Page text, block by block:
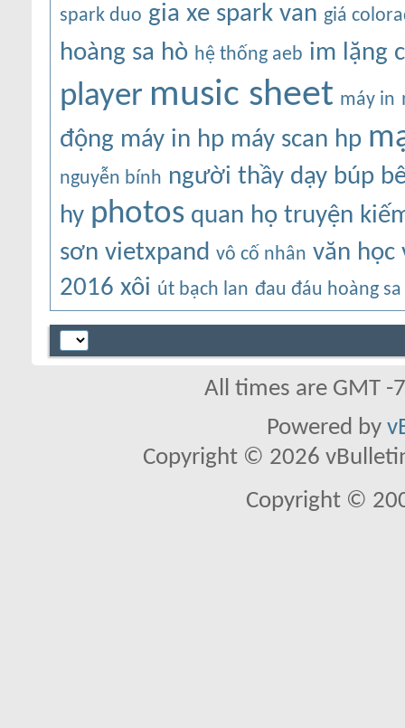
spark duo gia xe spark van giá
hoàng sa hò hệ thống aeb im lặng
player music sheet máy in
động máy in hp máy scan hp
nguyễn bính người thầy dạy búp
hy photos quan họ truyện
sơn vietxpand vô cố nhân văn học
2016 xôi út bạch lan đau đáu hoàng sa
All times are GMT
Powered by
Copyright © 2026
Copyright ©